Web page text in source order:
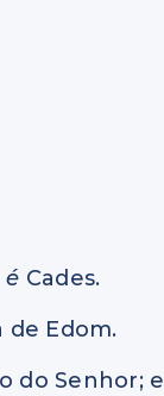
é Cades.
de Edom.
do Senhor; e